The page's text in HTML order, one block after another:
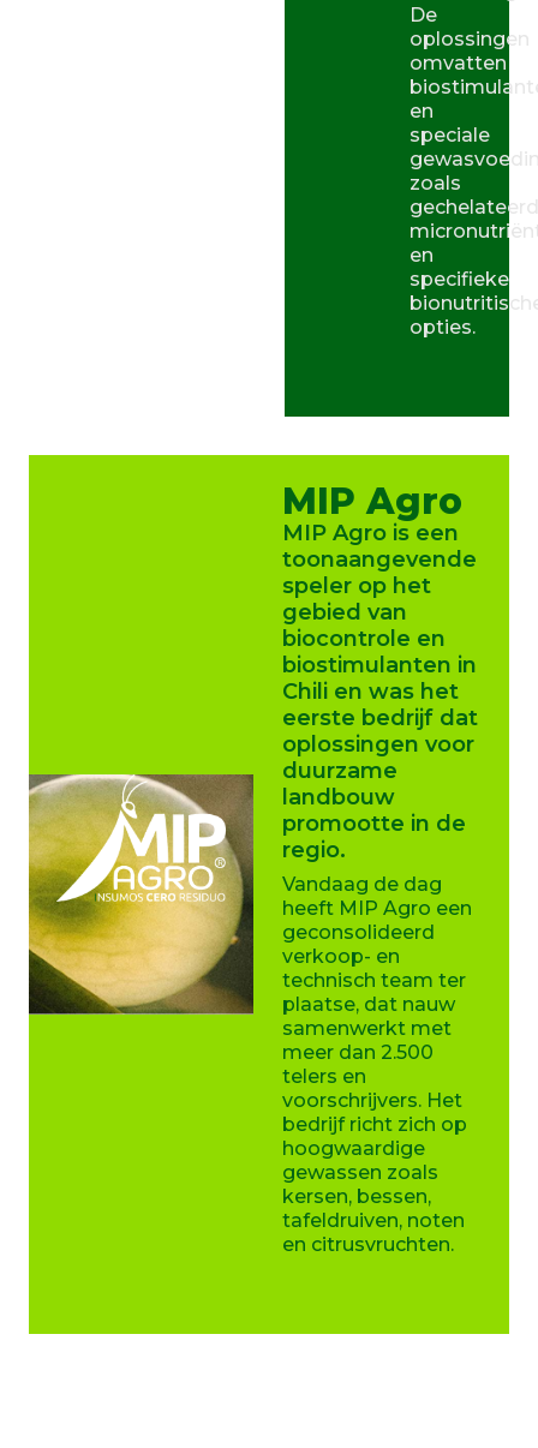
De
oplossingen
omvatten
en
speciale
zoals
en
specifieke
opties.
MIP Agro
MIP Agro is een
toonaangevende
speler op het
gebied van
biocontrole en
biostimulanten in
Chili en was het
eerste bedrijf dat
oplossingen voor
duurzame
landbouw
promootte in de
regio.
Vandaag de dag
heeft MIP Agro een
geconsolideerd
verkoop- en
technisch team ter
plaatse, dat nauw
samenwerkt met
meer dan 2.500
telers en
voorschrijvers. Het
bedrijf richt zich op
hoogwaardige
gewassen zoals
kersen, bessen,
tafeldruiven, noten
en citrusvruchten.